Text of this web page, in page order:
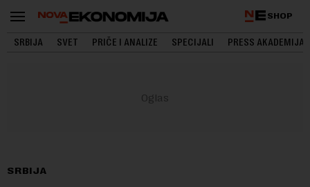
SHOP
SRBIJA SVET PRIČE I ANALIZE SPECIJALI PRESS AKADEMIJA
SRBIJA